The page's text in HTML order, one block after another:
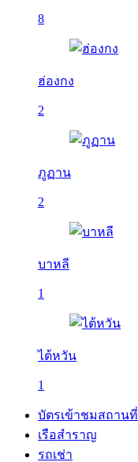
8
ฮ่องกง
2
ภูฏาน
2
บาหลี
1
ไต้หวัน
1
บัตรเข้าชมสถานที่
เรือสำราญ
รถเช่า